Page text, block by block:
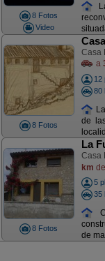
8 Fotos
Video
8 Fotos
Casa
a
12
80
de
8 Fotos
La
Casa
km
5
35
de